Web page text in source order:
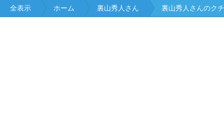
全表示 ホーム 裏山秀人さん 裏山秀人さんのク